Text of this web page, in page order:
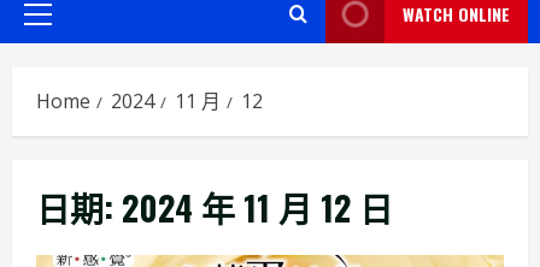
Primary
WATCH ONLINE
Home 2024 11 月 12
日期: 2024 年 11 月 12 日